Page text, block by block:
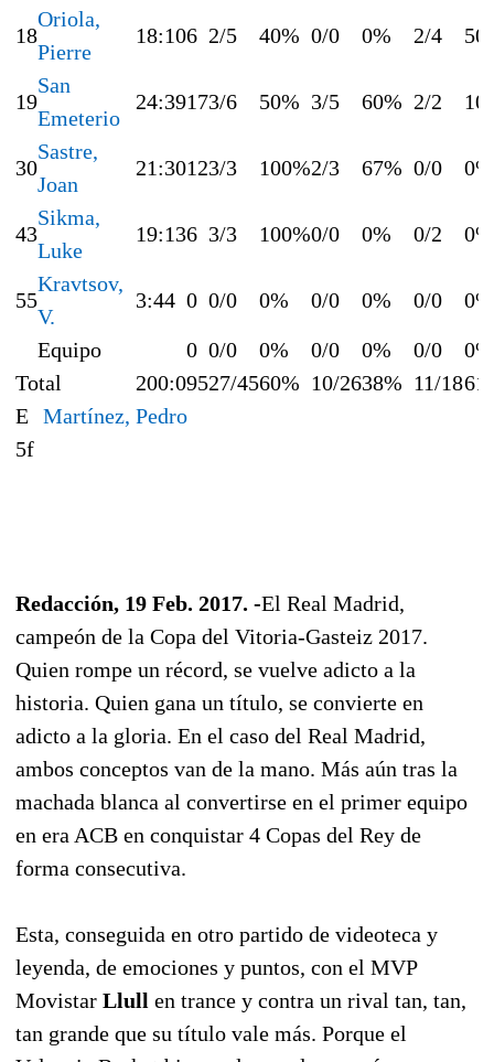
18
Oriola,
Pierre
18:106 2/5 40% 0/0 0% 2/4
19
San
Emeterio
24:39173/6 50% 3/5 60% 2/2
30
Sastre,
Joan
21:30123/3 100%2/3 67% 0/0 0%
43
Sikma,
Luke
19:136 3/3 100%0/0 0% 0/2 0%
55
Kravtsov,
V.
3:44 0 0/0 0% 0/0 0% 0/0 0%
Equipo 0 0/0 0% 0/0 0% 0/0
0%
Total
200:09527/4560% 10/2638% 11/18
E Martínez, Pedro
5f
Redacción, 19 Feb. 2017. -El Real Madrid,
campeón de la Copa del Vitoria-Gasteiz 2017.
Quien rompe un récord, se vuelve adicto a la
historia. Quien gana un título, se convierte en
adicto a la gloria. En el caso del Real Madrid,
ambos conceptos van de la mano. Más aún tras la
machada blanca al convertirse en el primer equipo
en era ACB en conquistar 4 Copas del Rey de
forma consecutiva.
Esta, conseguida en otro partido de videoteca y
leyenda, de emociones y puntos, con el MVP
Movistar Llull en trance y contra un rival tan, tan,
tan grande que su título vale más. Porque el